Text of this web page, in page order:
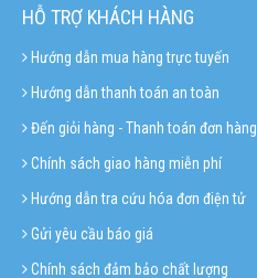
HỖ TRỢ KHÁCH HÀNG
Hướng dẫn mua hàng trực tuyến
Hướng dẫn thanh toán an toàn
Đến giỏi hàng - Thanh toán đơn hàng
Chính sách giao hàng miễn phí
Hướng dẫn tra cứu hóa đơn điện tử
Gửi yêu cầu báo giá
Chính sách đảm bảo chất lượng